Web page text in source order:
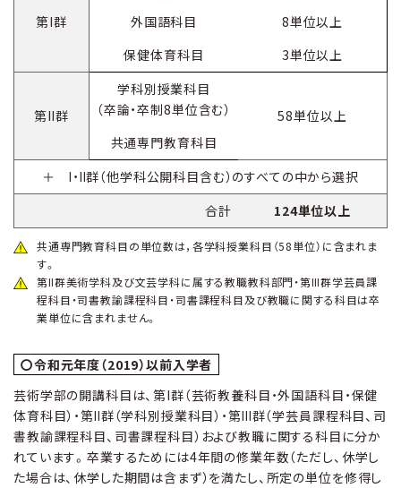
第I群
外国語科目
8単位以上
保健体育科目
3単位以上
第II群
学科別授業科目
（卒論・卒制8単位含む）
58単位以上
共通専門教育科目
＋ Ⅰ・Ⅱ群（他学科公開科目含む）のすべての中から選択
合計
124単位以上
共通専門教育科目の単位数は，各学科授業科目（58単位）に含まれま
す。
第Ⅱ群美術学科及び文芸学科に属する教職教科部門・第Ⅲ群学芸員課
程科目・司書教諭課程科目・司書課程科目及び教職に関する科目は卒
業単位に含まれません。
〇令和元年度（2019）以前入学者
芸術学部の開講科目は、第I群（芸術教養科目・外国語科目・保健
体育科目）・第Ⅱ群（学科別授業科目）・第Ⅲ群（学芸員課程科目、司
書教諭課程科目、司書課程科目）および教職に関する科目に分か
れています。卒業するためには4年間の修業年数（ただし、休学し
た場合は、休学した期間は含まず）を満たし、所定の単位を修得し